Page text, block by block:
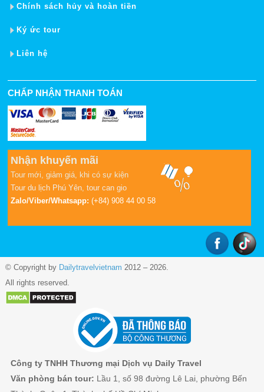
Chính sách hủy và hoàn tiền
Ký ức tour
Liên hệ
CHẤP NHẬN THANH TOÁN
Nhận khuyến mãi
Tour mới, giảm giá, khi có sự kiện
Tour du lịch Phú Yên, tour can gio
Zalo/Viber/Whatsapp: (+84) 908 44 00 58
© Copyright by Dailytravelvietnam 2012 – 2026.
All rights reserved.
Công ty TNHH Thương mại Dịch vụ Daily Travel
Văn phòng bán tour: Lầu 1, số 98 đường Lê Lai, phường Bến